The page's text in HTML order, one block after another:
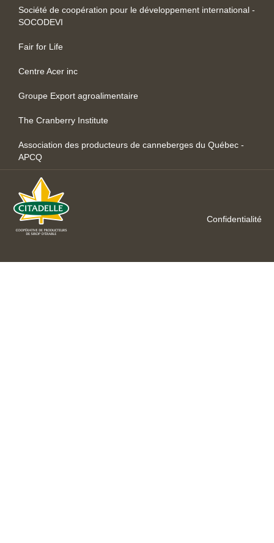
Société de coopération pour le développement international -
SOCODEVI
Fair for Life
Centre Acer inc
Groupe Export agroalimentaire
The Cranberry Institute
Association des producteurs de canneberges du Québec -
APCQ
Confidentialité